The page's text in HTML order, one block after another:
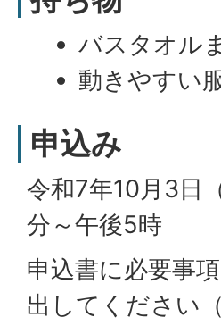
バスタオル
動きやすい
申込み
令和7年10月3日
分～午後5時
申込書に必要事
出してください